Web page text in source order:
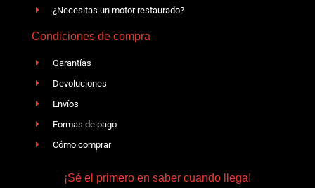
¿Necesitas un motor restaurado?
Condiciones de compra
Garantías
Devoluciones
Envíos
Formas de pago
Cómo comprar
¡Sé el primero en saber cuando llega!